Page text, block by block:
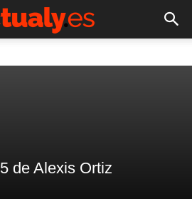
de Alexis Ortiz